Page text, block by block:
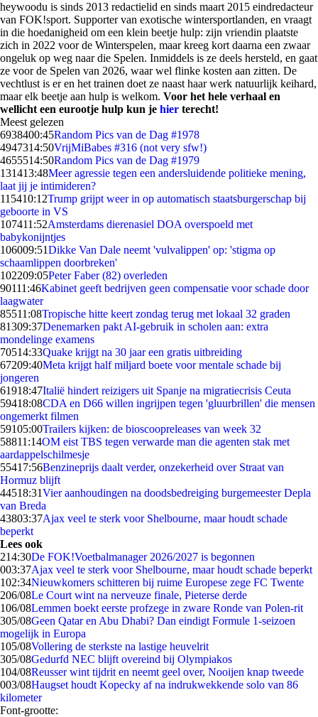
heywoodu is sinds 2013 redactielid en sinds maart 2015 eindredacteur
van FOK!sport. Supporter van exotische wintersportlanden, en vraagt
in die hoedanigheid om een klein beetje hulp: zijn vriendin plaatste
zich in 2022 voor de Winterspelen, maar kreeg kort daarna een zwaar
ongeluk op weg naar die Spelen. Inmiddels is ze deels hersteld, en gaat
ze voor de Spelen van 2026, waar wel flinke kosten aan zitten. De
vechtlust is er en het trainen doet ze naast haar werk natuurlijk keihard,
maar elk beetje aan hulp is welkom. Voor het hele verhaal en
wellicht een eurootje hulp kun je hier terecht!
Meest gelezen
6938400:45Random Pics van de Dag #1978
4947314:50VrijMiBabes #316 (not very sfw!)
4655514:50Random Pics van de Dag #1979
131413:48Meer agressie tegen een andersluidende politieke mening,
laat jij je intimideren?
115410:12Trump grijpt weer in op automatisch staatsburgerschap bij
geboorte in VS
107411:52Amsterdams dierenasiel DOA overspoeld met
babykonijntjes
106009:51Dikke Van Dale neemt 'vulvalippen' op: 'stigma op
schaamlippen doorbreken'
102209:05Peter Faber (82) overleden
90111:46Kabinet geeft bedrijven geen compensatie voor schade door
laagwater
85511:08Tropische hitte keert zondag terug met lokaal 32 graden
81309:37Denemarken pakt AI-gebruik in scholen aan: extra
mondelinge examens
70514:33Quake krijgt na 30 jaar een gratis uitbreiding
67209:40Meta krijgt half miljard boete voor mentale schade bij
jongeren
61918:47Italië hindert reizigers uit Spanje na migratiecrisis Ceuta
59418:08CDA en D66 willen ingrijpen tegen 'gluurbrillen' die mensen
ongemerkt filmen
59105:00Trailers kijken: de bioscoopreleases van week 32
58811:14OM eist TBS tegen verwarde man die agenten stak met
aardappelschilmesje
55417:56Benzineprijs daalt verder, onzekerheid over Straat van
Hormuz blijft
44518:31Vier aanhoudingen na doodsbedreiging burgemeester Depla
van Breda
43803:37Ajax veel te sterk voor Shelbourne, maar houdt schade
beperkt
Lees ook
214:30De FOK!Voetbalmanager 2026/2027 is begonnen
003:37Ajax veel te sterk voor Shelbourne, maar houdt schade beperkt
102:34Nieuwkomers schitteren bij ruime Europese zege FC Twente
206/08Le Court wint na nerveuze finale, Pieterse derde
106/08Lemmen boekt eerste profzege in zware Ronde van Polen-rit
305/08Geen Qatar en Abu Dhabi? Dan eindigt Formule 1-seizoen
mogelijk in Europa
105/08Vollering de sterkste na lastige heuvelrit
305/08Gedurfd NEC blijft overeind bij Olympiakos
104/08Reusser wint tijdrit en neemt geel over, Nooijen knap tweede
003/08Haugset houdt Kopecky af na indrukwekkende solo van 86
kilometer
Font-grootte: